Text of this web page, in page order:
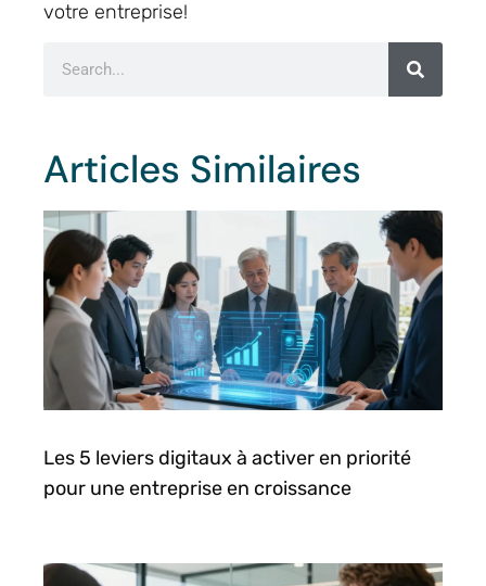
votre entreprise!
Articles Similaires
Les 5 leviers digitaux à activer en priorité
pour une entreprise en croissance